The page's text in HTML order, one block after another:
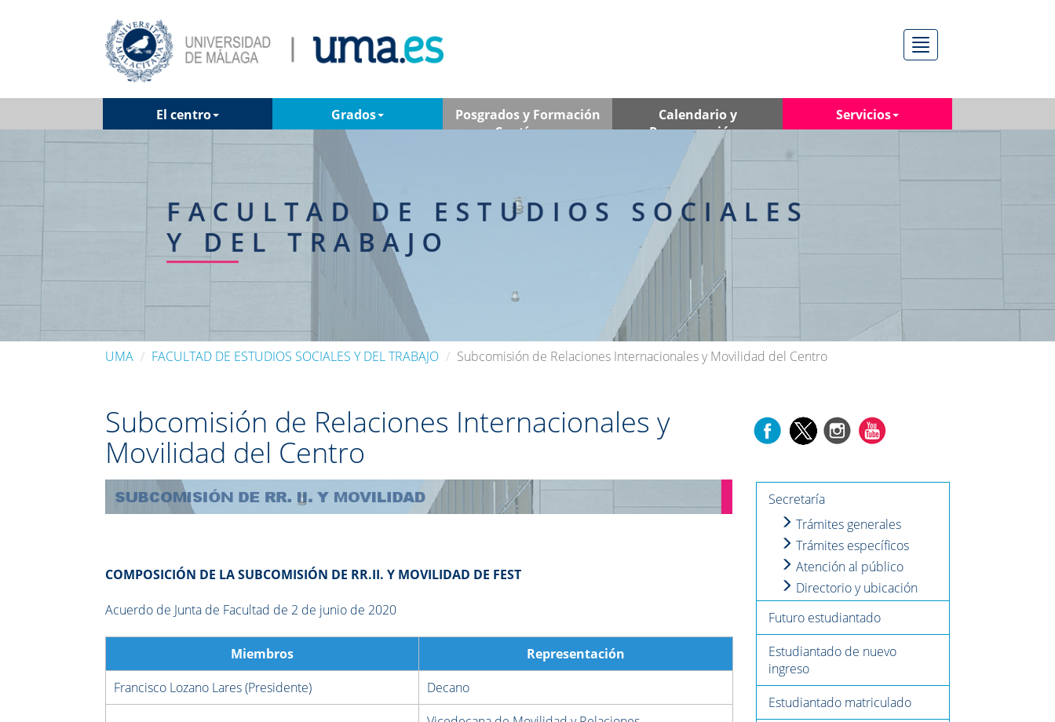
Menú
El centro Grados
Posgrados y Formación
Contínua
Calendario y
Programación
Servicios
UMA FACULTAD DE ESTUDIOS SOCIALES Y DEL TRABAJO Subcomisión de Relaciones Internacionales y Movilidad del Centro
Subcomisión de Relaciones Internacionales y
Movilidad del Centro
COMPOSICIÓN DE LA SUBCOMISIÓN DE RR.II. Y MOVILIDAD DE FEST
Acuerdo de Junta de Facultad de 2 de junio de 2020
Miembros
Representación
Francisco Lozano Lares (Presidente)
Decano
Secretaría
Trámites generales
Trámites específicos
Atención al público
Directorio y ubicación
Futuro estudiantado
Estudiantado de nuevo
ingreso
Estudiantado matriculado